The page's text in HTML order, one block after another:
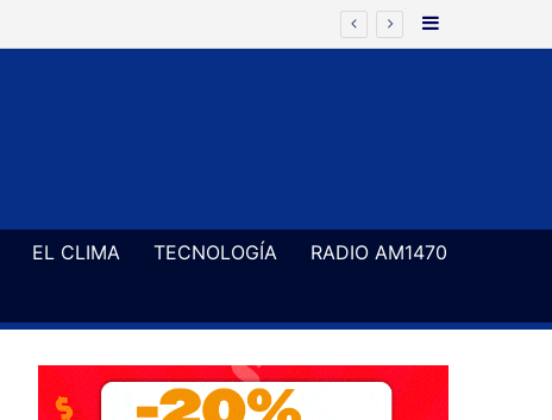
Barra Lateral
EL CLIMA TECNOLOGÍA
RADIO AM1470